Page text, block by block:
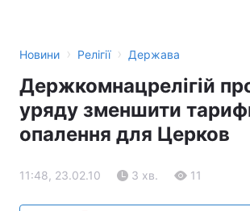
Новини › Релігії › Держава
Держкомнацрелігій
уряду зменшити
опалення для Церков
11:48, 23.02.10 3 хв. 11